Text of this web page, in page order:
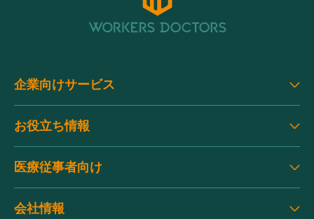
企業向けサービス
お役立ち情報
医療従事者向け
会社情報